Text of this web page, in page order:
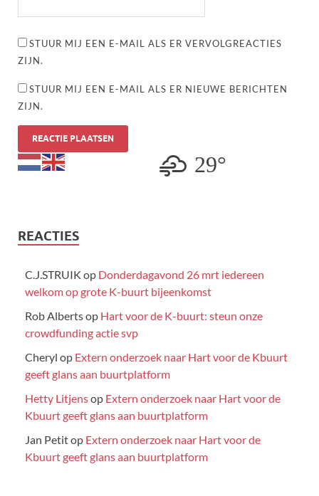
STUUR MIJ EEN E-MAIL ALS ER VERVOLGREACTIES
ZIJN.
STUUR MIJ EEN E-MAIL ALS ER NIEUWE BERICHTEN
ZIJN.
29°
REACTIES
C.J.STRUIK op Donderdagavond 26 mrt iedereen
welkom op grote K-buurt bijeenkomst
Rob Albertsop Hart voor de K-buurt: steun onze
crowdfunding actie svp
Cheryl op Extern onderzoek naar Hart voor de Kbuurt
geeft glans aan buurtplatform
Hetty Litjensop Extern onderzoek naar Hart voor de
Kbuurt geeft glans aan buurtplatform
Jan Petitop Extern onderzoek naar Hart voor de
Kbuurt geeft glans aan buurtplatform